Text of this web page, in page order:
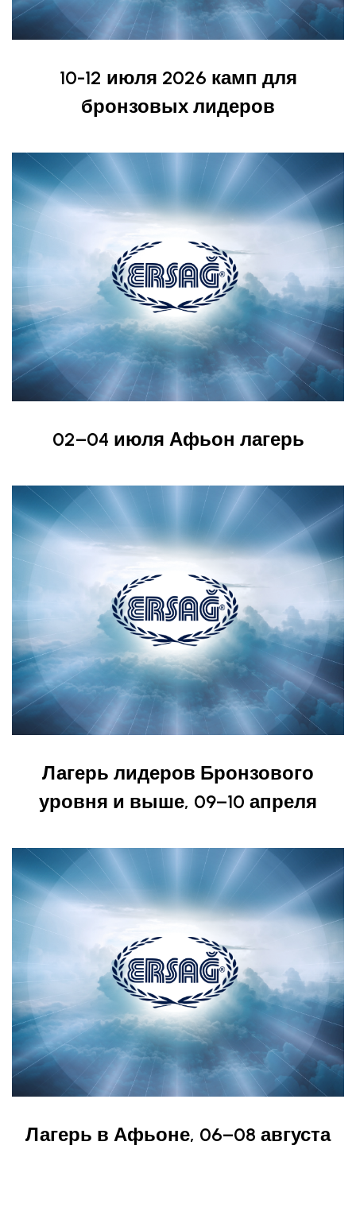
10-12 июля 2026 камп для
бронзовых лидеров
02–04 июля Афьон лагерь
Лагерь лидеров Бронзового
уровня и выше, 09–10 апреля
Лагерь в Афьоне, 06–08 августа